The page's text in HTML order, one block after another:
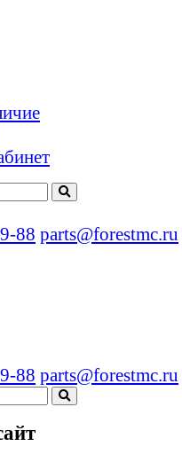
88 parts@forestmc.ru
88 parts@forestmc.ru